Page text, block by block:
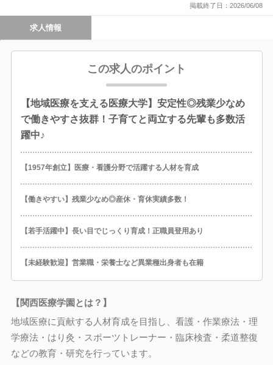
掲載終了日：2026/06/08
求人情報
この求人のポイント
【地域医療を支える医療大学】安定性◎残業少なめ
で働きやすさ抜群！子育てと両立する先輩も多数活
躍中♪
【1957年創立】医療・看護分野で活躍する人材を育成
【働きやすい】残業少なめ◎産休・育休実績多数！
【若手活躍中】長い目でじっくり育成！正職員登用あり
【未経験歓迎】営業職・栄養士など異業種出身者も在籍
【関西医療学園とは？】
地域医療に貢献する人材育成を目指し、看護・作業療法・理
学療法・はり灸・スポーツトレーナー・臨床検査・柔道整復
などの教育・研究を行っています。